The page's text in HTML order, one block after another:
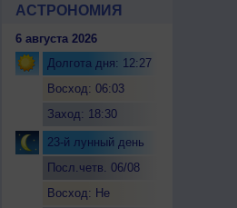
АСТРОНОМИЯ
6 августа 2026
Долгота дня: 12:27
Восход: 06:03
Заход: 18:30
23-й лунный день
Посл.четв. 06/08
Восход: Не